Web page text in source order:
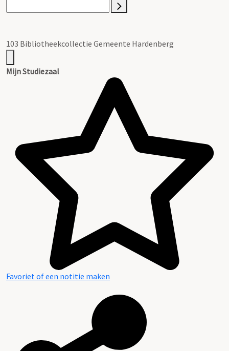
103 Bibliotheekcollectie Gemeente Hardenberg
Mijn Studiezaal
Favoriet of een notitie maken